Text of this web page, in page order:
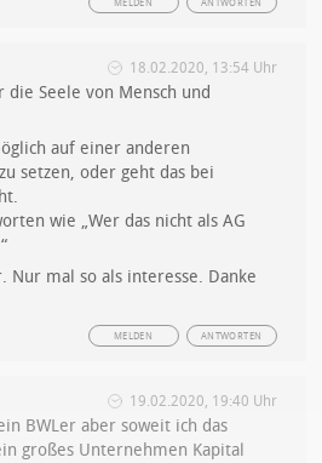
ANTWORTEN
MELDEN
18.02.2020, 13:54 Uhr
die Seele von Mensch und
auf einer anderen
setzen, oder geht das bei
wie „Wer das nicht als AG
Nur mal so als interesse. Danke
ANTWORTEN
MELDEN
19.02.2020, 19:40 Uhr
BWLer aber soweit ich das
großes Unternehmen Kapital